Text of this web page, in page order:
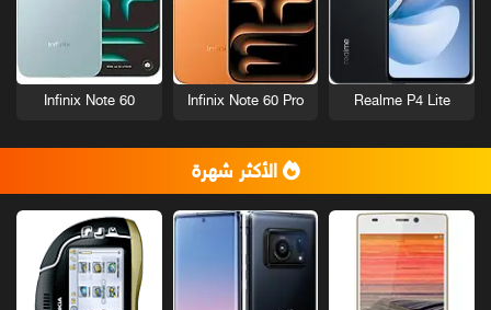
Realme P4 Lite
Infinix Note 60 Pro
Infinix Note 60
الأكثر شهرة